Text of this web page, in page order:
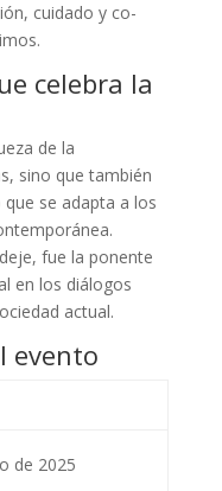
cuidado y co-
celebra la
de la
sino que también
se adapta a los
fue la ponente
en los diálogos
actual.
evento
de 2025